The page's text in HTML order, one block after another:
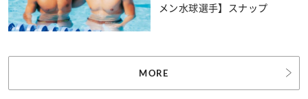
メン水球選手】スナップ
MORE